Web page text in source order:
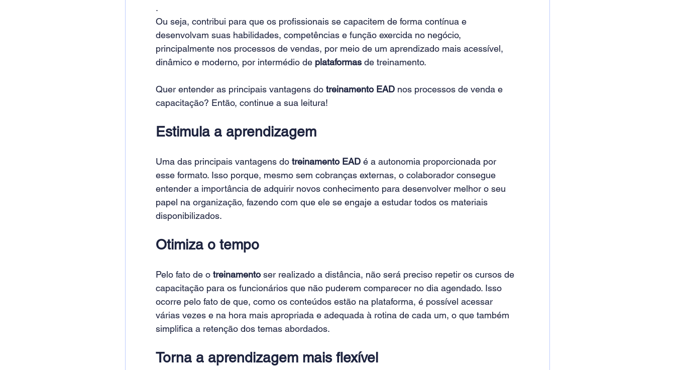
.
Ou seja, contribui para que os profissionais se capacitem de forma contínua e
desenvolvam suas habilidades, competências e função exercida no negócio,
principalmente nos processos de vendas, por meio de um aprendizado mais acessível,
dinâmico e moderno, por intermédio de plataformas de treinamento.
Quer entender as principais vantagens do treinamento EAD nos processos de venda e
capacitação? Então, continue a sua leitura!
Estimula a aprendizagem
Uma das principais vantagens do treinamento EAD é a autonomia proporcionada por
esse formato. Isso porque, mesmo sem cobranças externas, o colaborador consegue
entender a importância de adquirir novos conhecimento para desenvolver melhor o seu
papel na organização, fazendo com que ele se engaje a estudar todos os materiais
disponibilizados.
Otimiza o tempo
Pelo fato de o treinamento ser realizado a distância, não será preciso repetir os cursos de
capacitação para os funcionários que não puderem comparecer no dia agendado. Isso
ocorre pelo fato de que, como os conteúdos estão na plataforma, é possível acessar
várias vezes e na hora mais apropriada e adequada à rotina de cada um, o que também
simplifica a retenção dos temas abordados.
Torna a aprendizagem mais flexível